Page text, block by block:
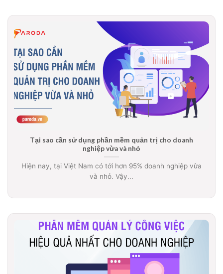
Tại sao cần sử dụng phần mềm quản trị cho doanh
nghiệp vừa và nhỏ
Hiện nay, tại Việt Nam có tới hơn 95% doanh nghiệp vừa
và nhỏ. Vậy...